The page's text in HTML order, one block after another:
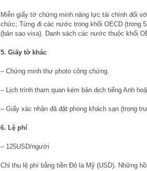
Miễn giấy tờ chứng minh năng lực tài chính đối
chức; Từng đi các nước trong khối OECD (trong
(bản sao visa). Danh sách các nước thuộc khối
5. Giấy tờ khác
– Chứng minh thư photo công chứng.
– Lịch trình tham quan kèm bản dịch tiếng Anh
– Giấy xác nhận đã đặt phòng khách sạn (trong
6. Lệ phí
– 125USD/người
Chỉ thu lệ phí bằng tiền Đô la Mỹ (USD). Những